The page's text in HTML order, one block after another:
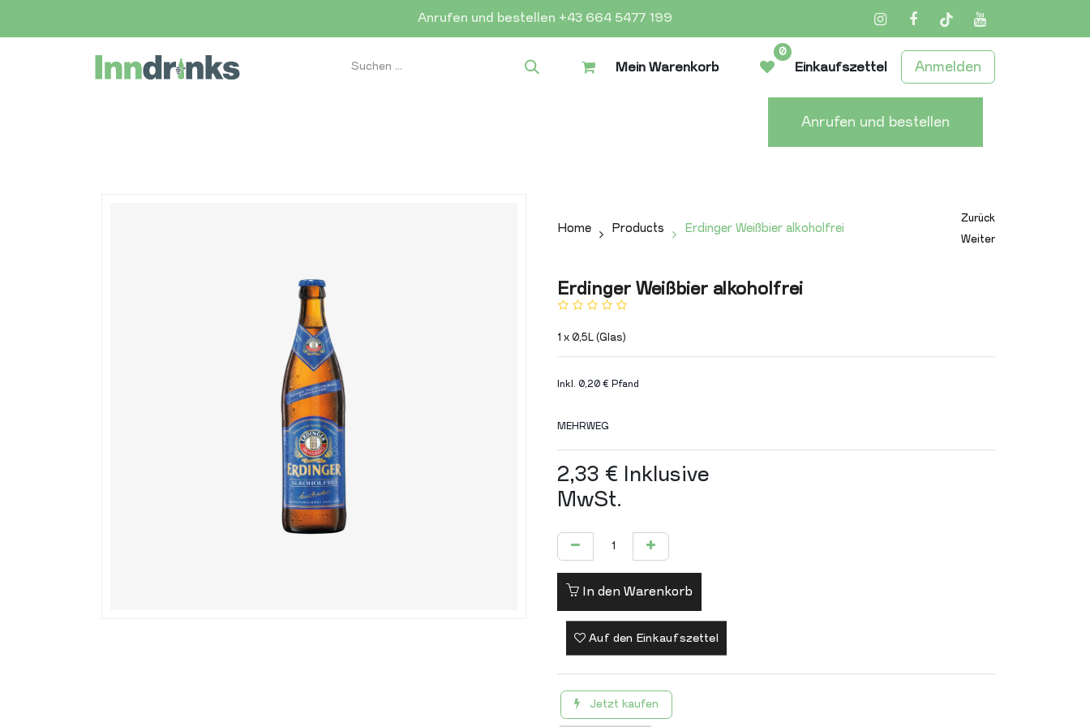
Anrufen und bestellen +43 664 5477 199
InstagramFacebook
TikTokYouTube
Mein Warenkorb
0
Einkaufszettel Anmelden
Anrufen und bestellen
Home Products Erdinger Weißbier alkoholfrei
Zurück
Weiter
Erdinger Weißbier alkoholfrei
1 x 0,5L (Glas)
Inkl. 0,20 € Pfand
MEHRWEG
2,33 €
Inklusive
MwSt.
In den Warenkorb
Auf den Einkaufszettel
Jetzt kaufen